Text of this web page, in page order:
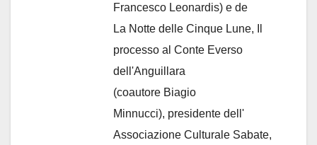
Francesco Leonardis) e de
La Notte delle Cinque Lune, Il
processo al Conte Everso
dell'Anguillara
(coautore Biagio
Minnucci), presidente dell'
Associazione Culturale Sabate,